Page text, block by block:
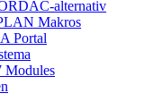
alternativ
Makros
Portal
Modules